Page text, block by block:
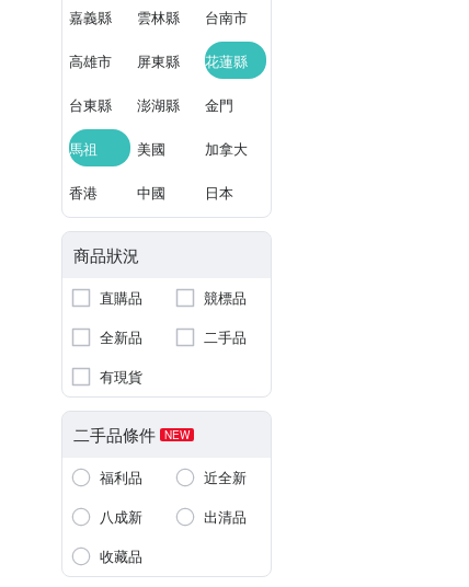
嘉義縣 雲林縣 台南市
高雄市 屏東縣 花蓮縣
台東縣 澎湖縣 金門
馬祖 美國 加拿大
香港 中國 日本
商品狀況
直購品
競標品
全新品
二手品
有現貨
二手品條件 NEW
福利品
近全新
八成新
出清品
收藏品